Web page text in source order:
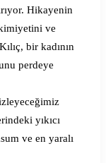
Hikayenin
ve
bir kadının
perdeye
yıkıcı
ve en yaralı